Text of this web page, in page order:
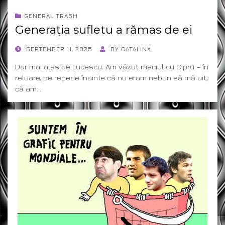
GENERAL TRASH
Generația sufletu a rămas de ei
POSTEDSEPTEMBER 11, 2025 BY CATALINX
Dar mai ales de Lucescu. Am văzut meciul cu Cipru – în
reluare, pe repede înainte că nu eram nebun să mă uit,
că am…